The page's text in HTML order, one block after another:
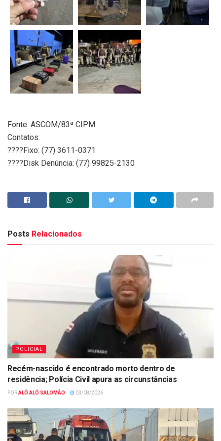
Fonte: ASCOM/83ª CIPM
Contatos:
????Fixo: (77) 3611-0371
????Disk Denúncia: (77) 99825-2130
Posts Relacionados
POLICIAL
Recém-nascido é encontrado morto dentro de
residência; Polícia Civil apura as circunstâncias
PORALÔ ALÔ SALOMÃO 03/08/2026